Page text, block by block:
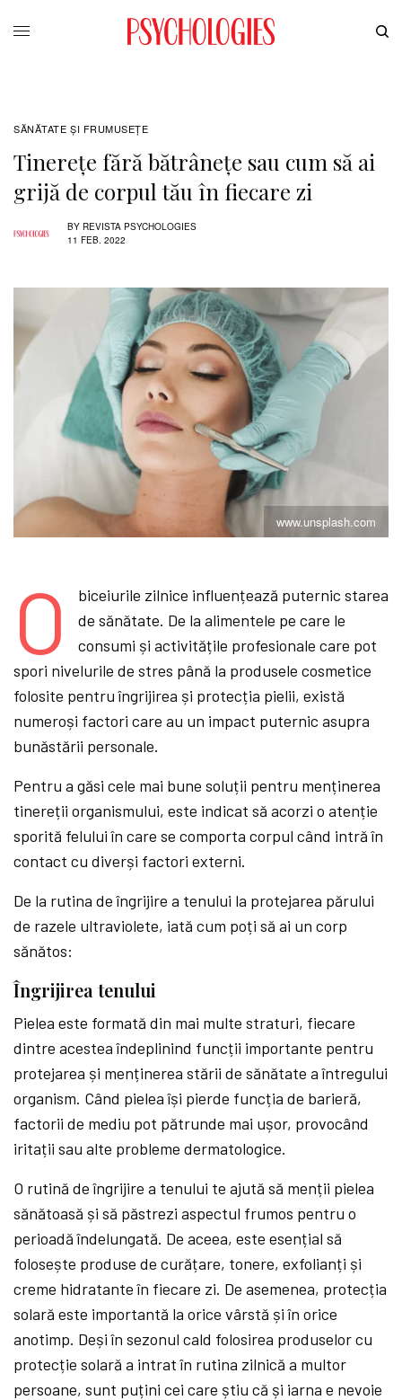
SĂNĂTATE ŞI FRUMUSEȚE
Tinerețe fără bătrânețe sau cum să ai
grijă de corpul tău în fiecare zi
BY REVISTA PSYCHOLOGIES
11 FEB. 2022
www.unsplash.com
O
biceiurile zilnice influențează puternic starea
de sănătate. De la alimentele pe care le
consumi și activitățile profesionale care pot
spori nivelurile de stres până la produsele cosmetice
folosite pentru îngrijirea și protecția pielii, există
numeroși factori care au un impact puternic asupra
bunăstării personale.
Pentru a găsi cele mai bune soluții pentru menținerea
tinereții organismului, este indicat să acorzi o atenție
sporită felului în care se comporta corpul când intră în
contact cu diverși factori externi.
De la rutina de îngrijire a tenului la protejarea părului
de razele ultraviolete, iată cum poți să ai un corp
sănătos:
Îngrijirea tenului
Pielea este formată din mai multe straturi, fiecare
dintre acestea îndeplinind funcții importante pentru
protejarea și menținerea stării de sănătate a întregului
organism. Când pielea își pierde funcția de barieră,
factorii de mediu pot pătrunde mai ușor, provocând
iritații sau alte probleme dermatologice.
O rutină de îngrijire a tenului te ajută să menții pielea
sănătoasă și să păstrezi aspectul frumos pentru o
perioadă îndelungată. De aceea, este esențial să
folosește produse de curățare, tonere, exfolianți și
creme hidratante în fiecare zi. De asemenea, protecția
solară este importantă la orice vârstă și în orice
anotimp. Deși în sezonul cald folosirea produselor cu
protecție solară a intrat în rutina zilnică a multor
persoane, sunt puțini cei care știu că și iarna e nevoie